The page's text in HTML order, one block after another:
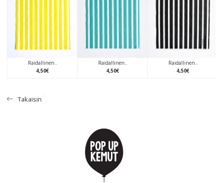
Raidallinen..
4,50€
Raidallinen..
4,50€
Raidallinen..
4,50€
Takaisin